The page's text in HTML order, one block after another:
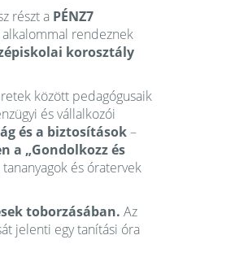
részt a PÉNZ7
rendeznek
korosztály
között pedagógusaik
és vállalkozói
és a biztosítások–
a „Gondolkozz és
és óratervek
toborzásában. Az
jelenti egy tanítási óra